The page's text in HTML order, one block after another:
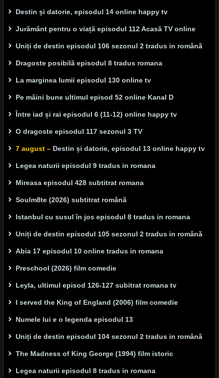
Destin și datorie, episodul 14 online happy tv
Jurământ pentru o viață episodul 112 Acasă TV online
Uniți de destin episodul 106 sezonul 2 tradus in română
Dragoste posibilă episodul 8 tradus romana
La marginea lumii episodul 130 online tv
Pe mâini bune ultimul episod 52 online Kanal D
Între iad și rai episodul 6 (11-12) online happy tv
O dragoste episodul 117 sezonul 3 TV
7 august – Destin și datorie, episodul 13 online happy tv
Legea naturii episodul 9 tradus in romana
Mireasa episodul 428 subtitrat romana
Soulm8te (2026) subtitrat română
Istanbul cu susul în jos episodul 8 tradus in romana
Uniți de destin episodul 105 sezonul 2 tradus in română
Abia 17 episodul 10 online tradus in romana
Preschool (2026) film comedie
Leyla, ultimul episod 126-127 subitrat romana tv
I served the King of England (2006) film comedie
Numele lui e o legenda episodul 13
Uniți de destin episodul 104 sezonul 2 tradus in română
The Madness of King George (1994) film istoric
Legea naturii episodul 8 tradus in romana